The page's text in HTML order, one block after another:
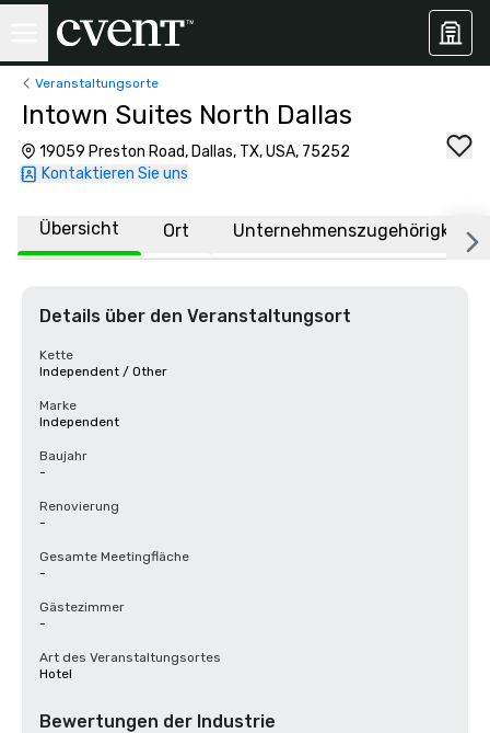
Veranstaltungsorte
Intown Suites North Dallas
19059 Preston Road, Dallas, TX, USA, 75252
Kontaktieren Sie uns
Übersicht Ort Unternehmenszugehörigkeit
Details über den Veranstaltungsort
Kette
Independent / Other
Marke
Independent
Baujahr
-
Renovierung
-
Gesamte Meetingfläche
-
Gästezimmer
-
Art des Veranstaltungsortes
Hotel
Bewertungen der Industrie